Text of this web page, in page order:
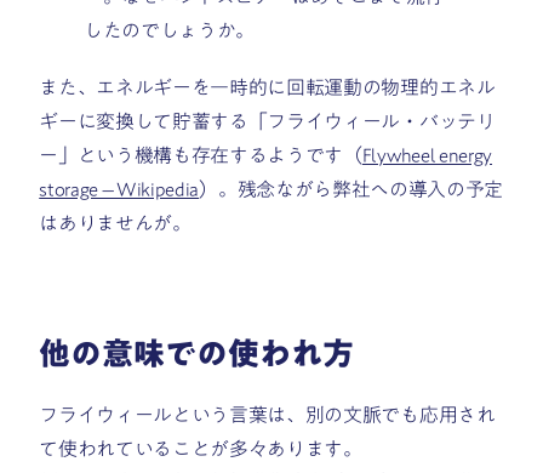
したのでしょうか。
また、
エネルギーを一時的に回転運動の物理的エネル
ギーに変換して貯蓄する「フライウィール・バッテリ
ー」という機構も存在するようです（Flywheel energy
storage – Wikipedia）。残念ながら弊社への導入の予定
はありませんが。
他の意味での使われ方
フライウィールという言葉は、別の文脈でも応用され
て使われていることが多々あります。